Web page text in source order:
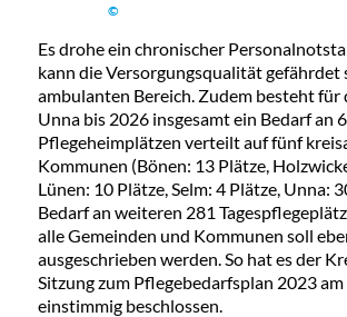
©
Es drohe ein chronischer
kann die Versorgungsqualität gefährdet
ambulanten Bereich. Zudem besteht für
Unna bis 2026 insgesamt ein Bedarf an
Pflegeheimplätzen verteilt auf fünf
Kommunen (Bönen: 13 Plätze,
Lünen: 10 Plätze, Selm: 4 Plätze, Unna:
Bedarf an weiteren 281
alle Gemeinden und Kommunen soll
ausgeschrieben werden. So hat es der
Sitzung zum Pflegebedarfsplan 2023
einstimmig beschlossen.